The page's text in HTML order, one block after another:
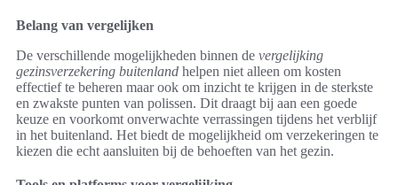
Belang van vergelijken
De verschillende mogelijkheden binnen de vergelijking
gezinsverzekering buitenland helpen niet alleen om kosten
effectief te beheren maar ook om inzicht te krijgen in de sterkste
en zwakste punten van polissen. Dit draagt bij aan een goede
keuze en voorkomt onverwachte verrassingen tijdens het verblijf
in het buitenland. Het biedt de mogelijkheid om verzekeringen te
kiezen die echt aansluiten bij de behoeften van het gezin.